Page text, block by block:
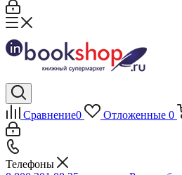
Сравнение0 Отложенные 0
Телефоны